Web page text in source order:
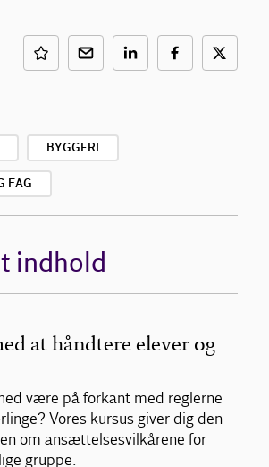
BYGGERI
FAG
indhold
at håndtere elever og
være på forkant med reglerne
Vores kursus giver dig den
om ansættelsesvilkårene for
gruppe.